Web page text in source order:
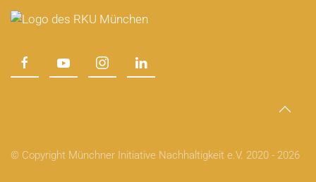
© Copyright Münchner Initiative Nachhaltigkeit e.V. 2020 - 2026